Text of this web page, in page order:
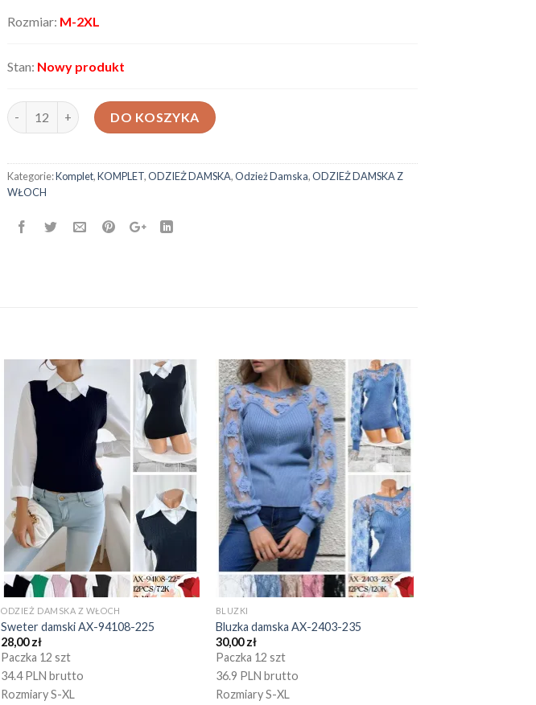
Rozmiar: M-2XL
Stan: Nowy produkt
ilość Komplet damski AX-62303-25
DO KOSZYKA
Kategorie:Komplet,KOMPLET,ODZIEŻ DAMSKA,Odzież Damska,ODZIEŻ DAMSKA Z
WŁOCH
ODZIEŻ DAMSKA Z WŁOCH
Sweter damski AX-94108-225
28,00zł
Paczka 12 szt
34.4 PLN brutto
Rozmiary S-XL
BLUZKI
Bluzka damska AX-2403-235
30,00zł
Paczka 12 szt
36.9 PLN brutto
Rozmiary S-XL